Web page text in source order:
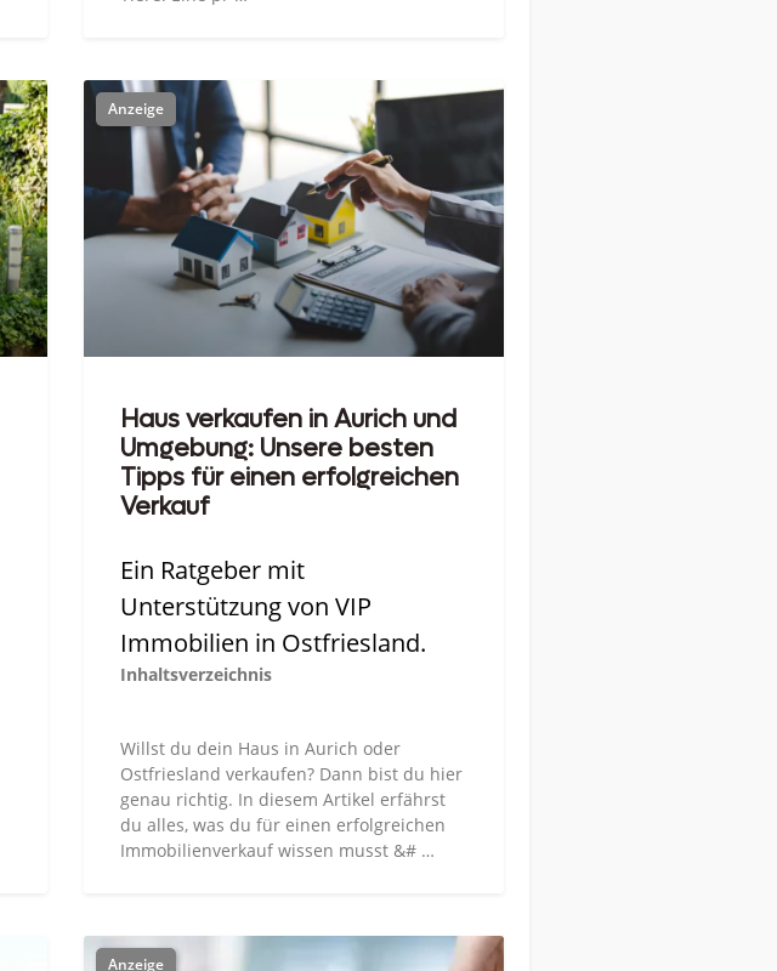
Haus verkaufen in Aurich und
Umgebung: Unsere besten
Tipps für einen erfolgreichen
Verkauf
Ein Ratgeber mit
Unterstützung von VIP
Immobilien in Ostfriesland.
Inhaltsverzeichnis
Willst du dein Haus in Aurich oder
Ostfriesland verkaufen? Dann bist du hier
genau richtig. In diesem Artikel erfährst
du alles, was du für einen erfolgreichen
Immobilienverkauf wissen musst &# …